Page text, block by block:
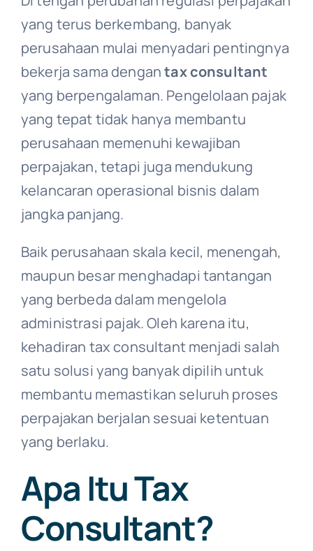
yang terus berkembang, banyak
perusahaan mulai menyadari pentingnya
bekerja sama dengantax consultant
yang berpengalaman. Pengelolaan pajak
yang tepat tidak hanya membantu
perusahaan memenuhi kewajiban
perpajakan, tetapi juga mendukung
kelancaran operasional bisnis dalam
jangka panjang.
Baik perusahaan skala kecil, menengah,
maupun besar menghadapi tantangan
yang berbeda dalam mengelola
administrasi pajak. Oleh karena itu,
kehadiran tax consultant menjadi salah
satu solusi yang banyak dipilih untuk
membantu memastikan seluruh proses
perpajakan berjalan sesuai ketentuan
yang berlaku.
Apa Itu Tax
Consultant?